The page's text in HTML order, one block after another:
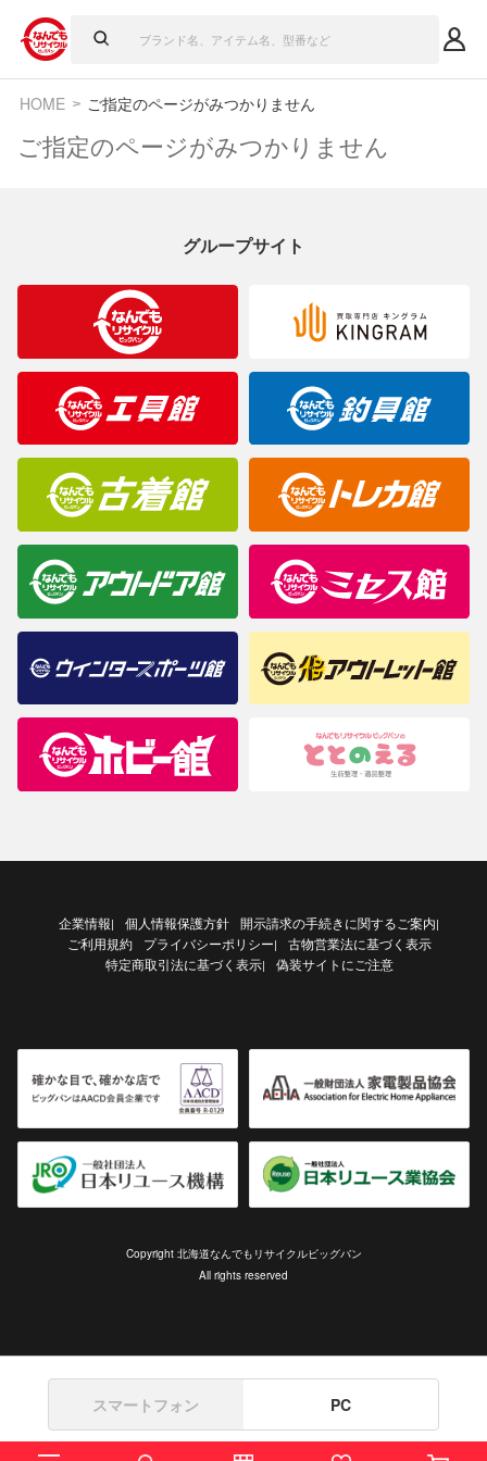
HOME ご指定のページがみつかりません
ご指定のページがみつかりません
グループサイト
企業情報| 個人情報保護方針 開示請求の手続きに関するご案内|
ご利用規約 プライバシーポリシー|
古物営業法に基づく表示
特定商取引法に基づく表示| 偽装サイトにご注意
Copyright 北海道なんでもリサイクルビッグバン
All rights reserved
スマートフォン PC